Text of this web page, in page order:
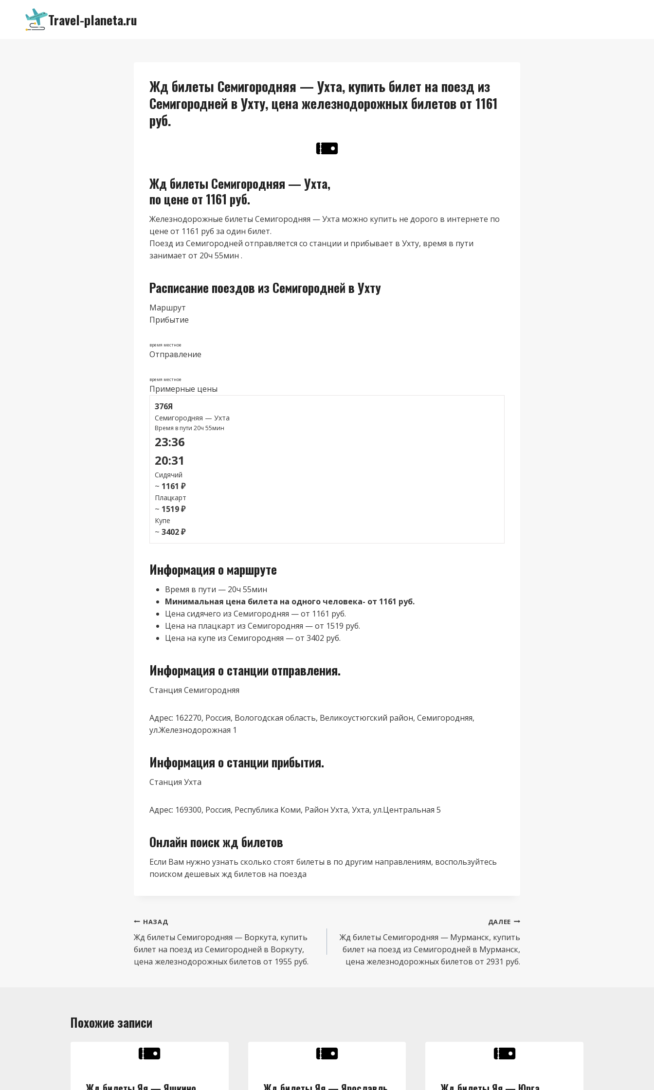
Перейти
содержимому
Travel-planeta.ru
Жд билеты Семигородняя — Ухта, купить билет на поезд из
Семигородней в Ухту, цена железнодорожных билетов от 1161
руб.
Жд билеты Семигородняя — Ухта,
по цене от 1161 руб.
Железнодорожные билеты Семигородняя — Ухта можно купить не дорого в интернете по
цене от 1161 руб за один билет.
Поезд из Семигородней отправляется со станции и прибывает в Ухту, время в пути
занимает от 20ч 55мин .
Расписание поездов из Семигородней в Ухту
Маршрут
Прибытие
время местное
Отправление
время местное
Примерные цены
376Я
Семигородняя — Ухта
Время в пути 20ч 55мин
23:36
20:31
Сидячий
~ 1161 ₽
Плацкарт
~ 1519 ₽
Купе
~ 3402 ₽
Информация о маршруте
Время в пути — 20ч 55мин
Минимальная цена билета на одного человека- от 1161 руб.
Цена сидячего из Семигородняя — от 1161 руб.
Цена на плацкарт из Семигородняя — от 1519 руб.
Цена на купе из Семигородняя — от 3402 руб.
Информация о станции отправления.
Станция Семигородняя
Адрес: 162270, Россия, Вологодская область, Великоустюгский район, Семигородняя,
ул.Железнодорожная 1
Информация о станции прибытия.
Станция Ухта
Адрес: 169300, Россия, Республика Коми, Район Ухта, Ухта, ул.Центральная 5
Онлайн поиск жд билетов
Если Вам нужно узнать сколько стоят билеты в по другим направлениям, воспользуйтесь
поиском дешевых жд билетов на поезда
Навигация
по
записям
НАЗАД
Жд билеты Семигородняя — Воркута, купить
билет на поезд из Семигородней в Воркуту,
цена железнодорожных билетов от 1955 руб.
ДАЛЕЕ
Жд билеты Семигородняя — Мурманск, купить
билет на поезд из Семигородней в Мурманск,
цена железнодорожных билетов от 2931 руб.
Похожие записи